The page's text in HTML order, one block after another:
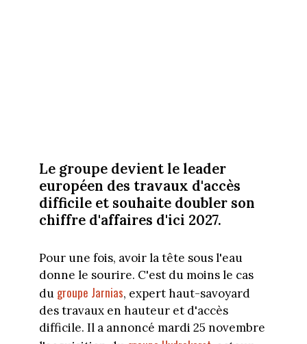
Le groupe devient le leader
européen des travaux d'accès
difficile et souhaite doubler son
chiffre d'affaires d'ici 2027.
Pour une fois, avoir la tête sous l'eau
donne le sourire. C'est du moins le cas
du groupe Jarnias, expert haut-savoyard
des travaux en hauteur et d'accès
difficile. Il a annoncé mardi 25 novembre